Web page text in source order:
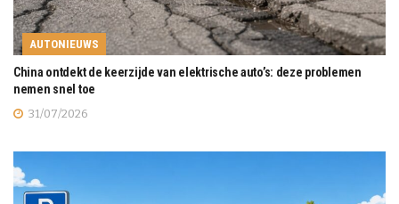
AUTONIEUWS
China ontdekt de keerzijde van elektrische auto’s: deze problemen
nemen snel toe
31/07/2026